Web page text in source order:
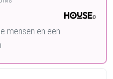
mensen en een